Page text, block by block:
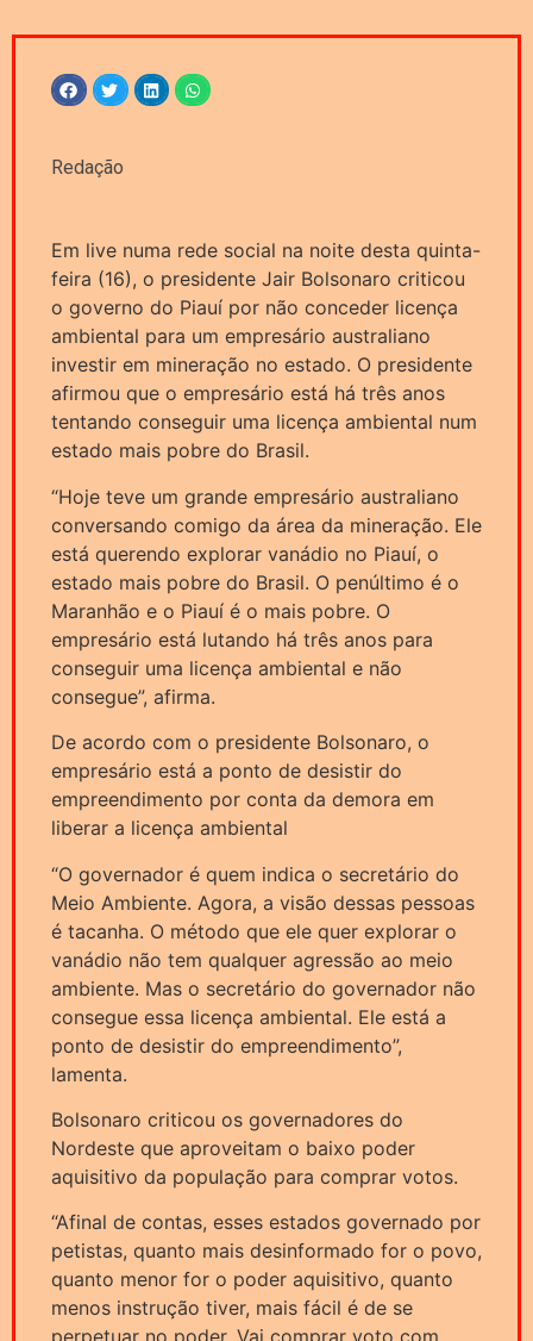
Redação
Em live numa rede social na noite desta quinta-
feira (16), o presidente Jair Bolsonaro criticou
o governo do Piauí por não conceder licença
ambiental para um empresário australiano
investir em mineração no estado. O presidente
afirmou que o empresário está há três anos
tentando conseguir uma licença ambiental num
estado mais pobre do Brasil.
“Hoje teve um grande empresário australiano
conversando comigo da área da mineração. Ele
está querendo explorar vanádio no Piauí, o
estado mais pobre do Brasil. O penúltimo é o
Maranhão e o Piauí é o mais pobre. O
empresário está lutando há três anos para
conseguir uma licença ambiental e não
consegue”, afirma.
De acordo com o presidente Bolsonaro, o
empresário está a ponto de desistir do
empreendimento por conta da demora em
liberar a licença ambiental
“O governador é quem indica o secretário do
Meio Ambiente. Agora, a visão dessas pessoas
é tacanha. O método que ele quer explorar o
vanádio não tem qualquer agressão ao meio
ambiente. Mas o secretário do governador não
consegue essa licença ambiental. Ele está a
ponto de desistir do empreendimento”,
lamenta.
Bolsonaro criticou os governadores do
Nordeste que aproveitam o baixo poder
aquisitivo da população para comprar votos.
“Afinal de contas, esses estados governado por
petistas, quanto mais desinformado for o povo,
quanto menor for o poder aquisitivo, quanto
menos instrução tiver, mais fácil é de se